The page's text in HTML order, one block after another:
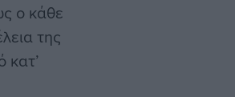
ο κάθε
της